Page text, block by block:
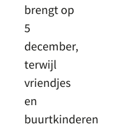
brengt op
5
december,
terwijl
vriendjes
en
buurtkinderen